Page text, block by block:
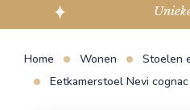
Home Wonen Stoelen
Eetkamerstoel Nevi cognac